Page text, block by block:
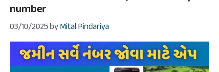
number
03/10/2025byMital Pindariya